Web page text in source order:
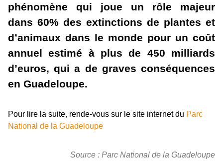
phénomène qui joue un rôle majeur
dans 60% des extinctions de plantes et
d’animaux dans le monde pour un coût
annuel estimé à plus de 450 milliards
d’euros, qui a de graves conséquences
en Guadeloupe.
Pour lire la suite, rende-vous sur le site internet du Parc
National de la Guadeloupe
Source : Parc National de la Guadeloupe